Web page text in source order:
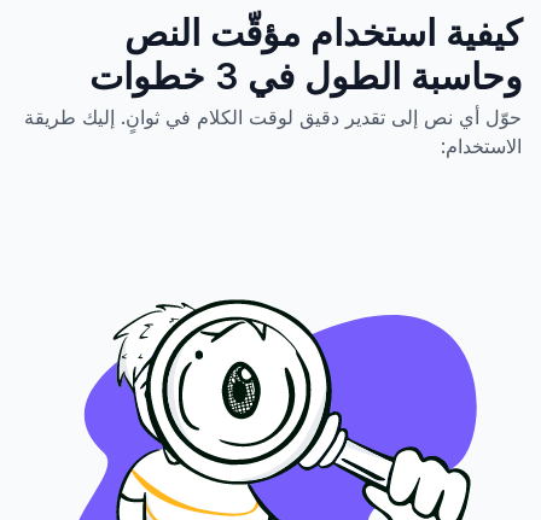
كيفية استخدام مؤقّت النص
وحاسبة الطول في 3 خطوات
حوّل أي نص إلى تقدير دقيق لوقت الكلام في ثوانٍ. إليك طريقة
الاستخدام: